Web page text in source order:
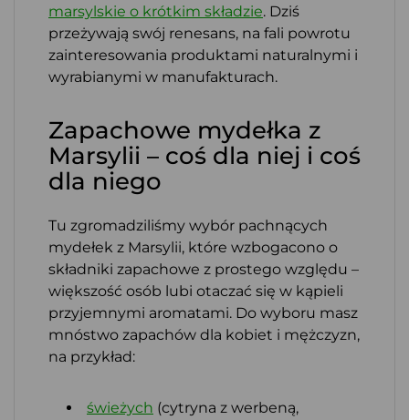
marsylskie o krótkim składzie. Dziś
przeżywają swój renesans, na fali powrotu
zainteresowania produktami naturalnymi i
wyrabianymi w manufakturach.
Zapachowe mydełka z
Marsylii – coś dla niej i coś
dla niego
Tu zgromadziliśmy wybór pachnących
mydełek z Marsylii, które wzbogacono o
składniki zapachowe z prostego względu –
większość osób lubi otaczać się w kąpieli
przyjemnymi aromatami. Do wyboru masz
mnóstwo zapachów dla kobiet i mężczyzn,
na przykład:
świeżych (cytryna z werbeną,